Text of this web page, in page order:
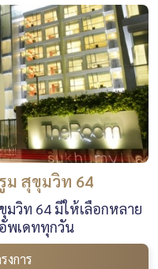
ม สุขุมวิท 64
มวิท 64 มีให้เลือกหลาย
พเดททุกวัน
งการ